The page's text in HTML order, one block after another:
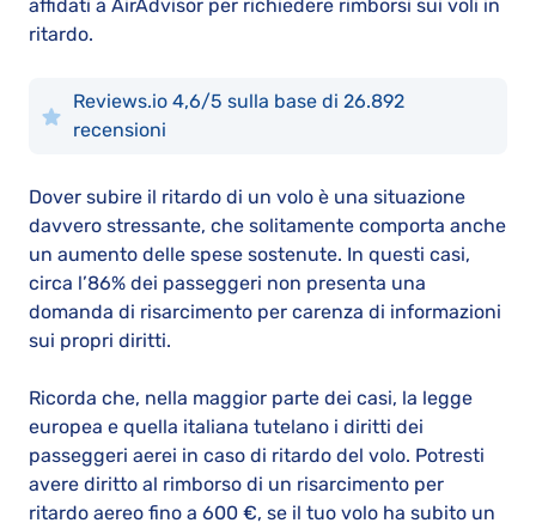
affidati a AirAdvisor per richiedere rimborsi sui voli in
ritardo.
Reviews.io 4,6/5 sulla base di 26.892
recensioni
Dover subire il ritardo di un volo è una situazione
davvero stressante, che solitamente comporta anche
un aumento delle spese sostenute. In questi casi,
circa l’86% dei passeggeri non presenta una
domanda di risarcimento per carenza di informazioni
sui propri diritti.
Ricorda che, nella maggior parte dei casi, la legge
europea e quella italiana tutelano i diritti dei
passeggeri aerei in caso di ritardo del volo. Potresti
avere diritto al rimborso di un risarcimento per
ritardo aereo fino a 600 €, se il tuo volo ha subito un